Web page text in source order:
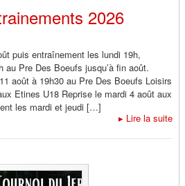
2026
puis entraînement les lundi 19h,
au Pre Des Boeufs jusqu’à fin août.
août à 19h30 au Pre Des Boeufs Loisirs
Etines U18 Reprise le mardi 4 août aux
les mardi et jeudi […]
▸ Lire la suite